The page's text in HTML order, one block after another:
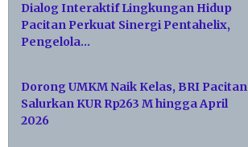
Dialog Interaktif Lingkungan Hidup
Pacitan Perkuat Sinergi Pentahelix,
Pengelola…
Dorong UMKM Naik Kelas, BRI Pacitan
Salurkan KUR Rp263 M hingga April
2026